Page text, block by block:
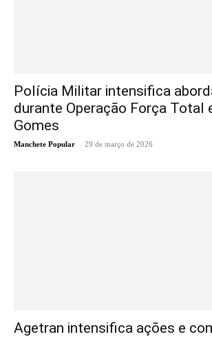
Polícia Militar intensifica
durante Operação Força Total
Gomes
Manchete Popular - 29 de março de 2026
Agetran intensifica ações e